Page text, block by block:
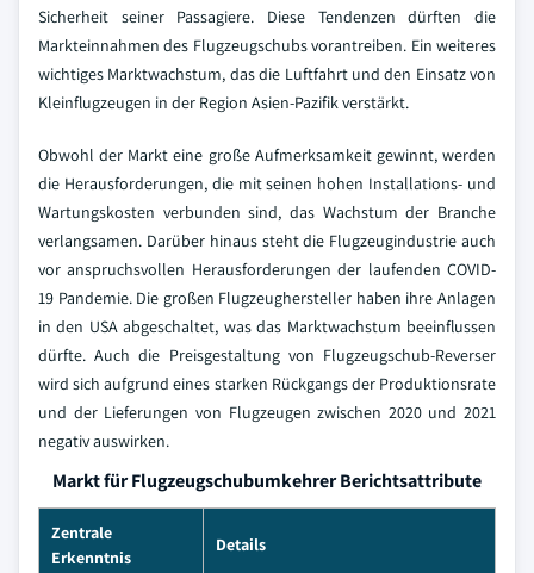
Sicherheit seiner Passagiere. Diese Tendenzen dürften die
Markteinnahmen des Flugzeugschubs vorantreiben. Ein weiteres
wichtiges Marktwachstum, das die Luftfahrt und den Einsatz von
Kleinflugzeugen in der Region Asien-Pazifik verstärkt.
Obwohl der Markt eine große Aufmerksamkeit gewinnt, werden
die Herausforderungen, die mit seinen hohen Installations- und
Wartungskosten verbunden sind, das Wachstum der Branche
verlangsamen. Darüber hinaus steht die Flugzeugindustrie auch
vor anspruchsvollen Herausforderungen der laufenden COVID-
19 Pandemie. Die großen Flugzeughersteller haben ihre Anlagen
in den USA abgeschaltet, was das Marktwachstum beeinflussen
dürfte. Auch die Preisgestaltung von Flugzeugschub-Reverser
wird sich aufgrund eines starken Rückgangs der Produktionsrate
und der Lieferungen von Flugzeugen zwischen 2020 und 2021
negativ auswirken.
Markt für Flugzeugschubumkehrer Berichtsattribute
Zentrale
Erkenntnis
Details